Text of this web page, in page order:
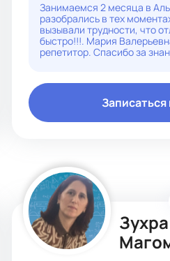
Занимаемся 2 месяца в
разобрались в тех
вызывали трудности, что
быстро!!!. Мария
репетитор. Спасибо за
Записаться
Зухра